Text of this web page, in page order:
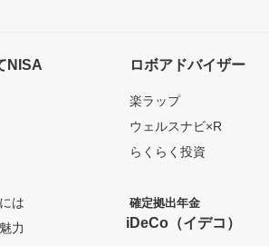
NISA
は
力
ロボアドバイザー
楽ラップ
ウェルスナビ×R
らくらく投資
確定拠出年金
iDeCo（イデコ）